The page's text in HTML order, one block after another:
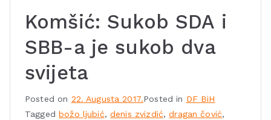
Komšić: Sukob SDA i
SBB-a je sukob dva
svijeta
Posted on 22. Augusta 2017.Posted in DF BiH
Taggedbožo ljubić,denis zvizdić,dragan čović,